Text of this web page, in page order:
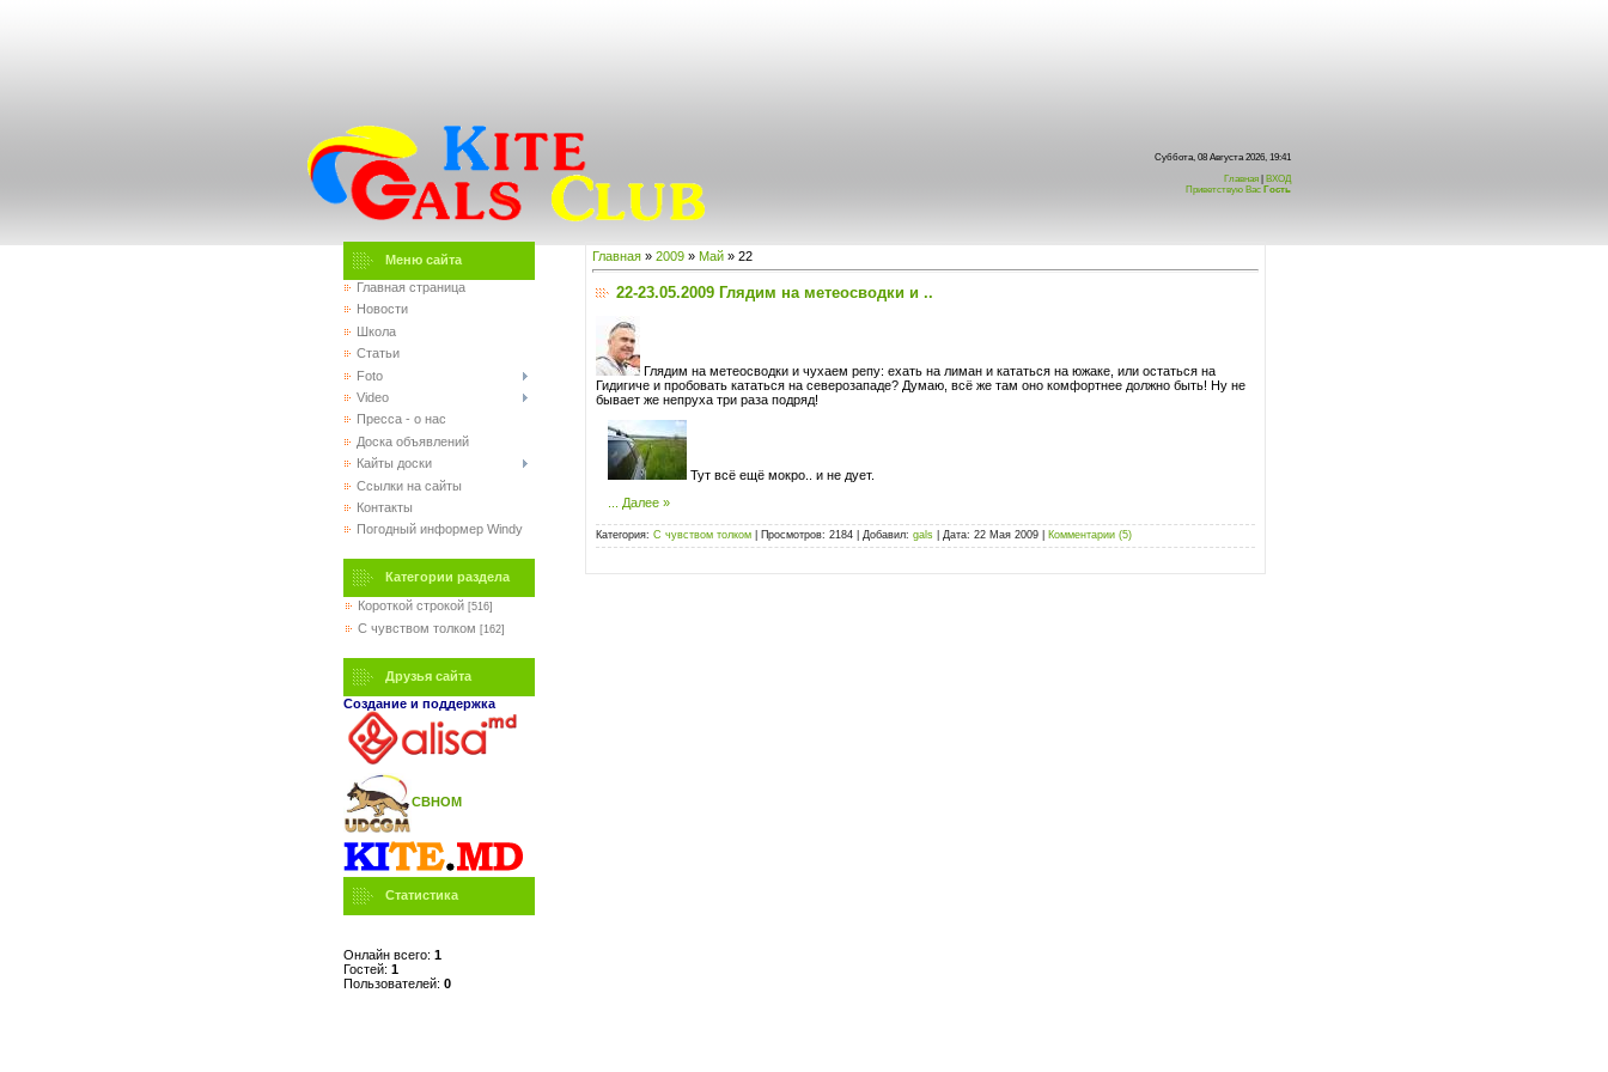
Суббота, 08 Августа 2026, 19:41
Главная
ВХОД
Приветствую Вас Гость
Меню сайта
Главная страница
Новости
Школа
Статьи
Foto
Video
Пресса - о нас
Доска объявлений
Кайты доски
Ссылки на сайты
Контакты
Погодный информер Windy
Категории раздела
Короткой строкой [516]
C чувством толком [162]
Друзья сайта
Создание и поддержка
СВНОМ
Статистика
Онлайн всего: 1
Гостей: 1
Пользователей: 0
Главная» 2009 » Май » 22
22-23.05.2009 Глядим на метеосводки и ..
Глядим на метеосводки и чухаем репу: ехать на лиман и кататься на южаке, или остаться на
Гидигиче и пробовать кататься на северозападе? Думаю, всё же там оно комфортнее должно быть! Ну не
бывает же непруха три раза подряд!
Тут всё ещё мокро.. и не дует.
Далее »
Категория: C чувством толком Просмотров: 2184 Добавил: gals Дата: 22 Мая 2009 Комментарии (5)